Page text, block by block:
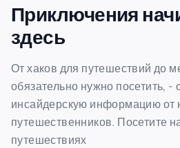
Приключения
здесь
От хаков для путешествий до
обязательно нужно посетить, -
инсайдерскую информацию
путешественников. Посетите
путешествиях